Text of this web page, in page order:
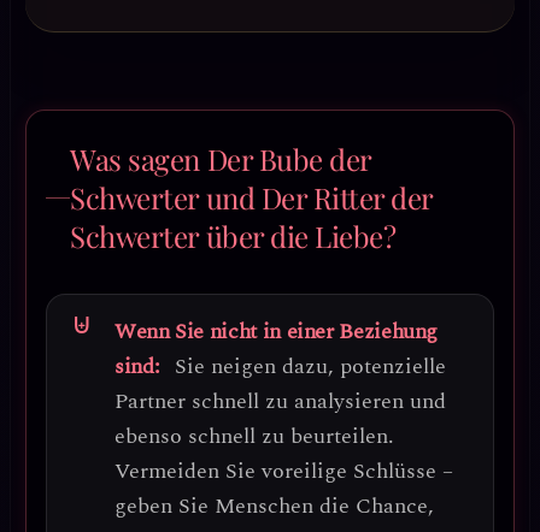
Was sagen Der Bube der
Schwerter und Der Ritter der
Schwerter über die Liebe?
Wenn Sie nicht in einer Beziehung
sind: Sie neigen dazu, potenzielle
Partner schnell zu analysieren und
ebenso schnell zu beurteilen.
Vermeiden Sie voreilige Schlüsse –
geben Sie Menschen die Chance,